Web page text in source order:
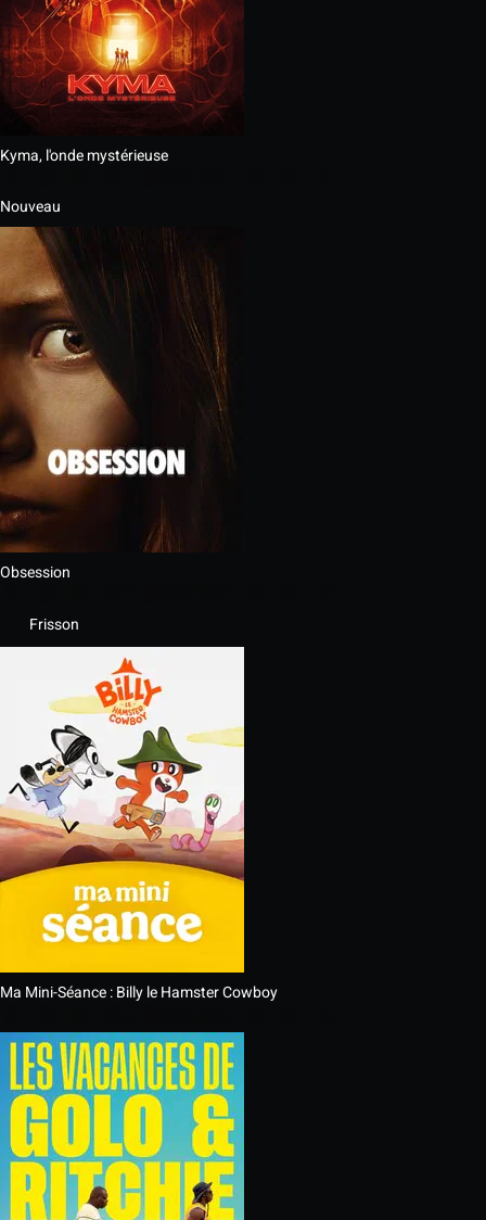
Kyma, l'onde mystérieuse
Nouveau
Obsession
Frisson
Ma Mini-Séance : Billy le Hamster Cowboy